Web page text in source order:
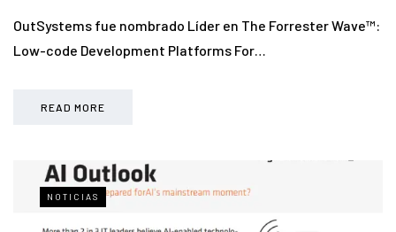
OutSystems fue nombrado Líder en The Forrester Wave™:
Low-code Development Platforms For…
READ MORE
NOTICIAS